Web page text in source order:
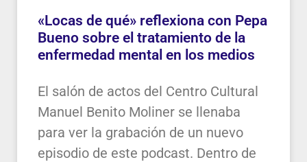
«Locas de qué» reflexiona con Pepa
Bueno sobre el tratamiento de la
enfermedad mental en los medios
El salón de actos del Centro Cultural
Manuel Benito Moliner se llenaba
para ver la grabación de un nuevo
episodio de este podcast. Dentro de